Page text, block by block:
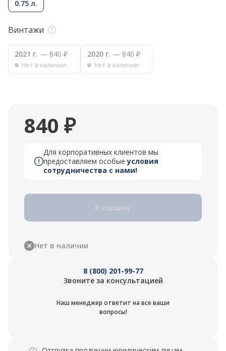
0.75 л.
Винтажи
2021 г. — 840 ₽
Нет в наличии
2020 г. — 840 ₽
Нет в наличии
840 ₽
Для корпоративных клиентов мы
предоставляем особыеусловия
сотрудничества с нами!
В корзину
Нет в наличии
8 (800) 201-99-77
Звоните за консультацией
Наш менеджер ответит на все ваши
вопросы!